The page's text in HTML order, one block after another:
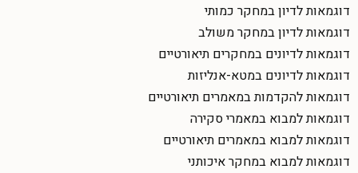
דוגמאות לדיון במחקר כמותי
דוגמאות לדיון במחקר משולב
דוגמאות לדיונים במחקרים תיאורטיים
דוגמאות לדיונים במטא-אנליזות
דוגמאות להקדמות במאמרים תיאורטיים
דוגמאות למבוא במאמרי סקירה
דוגמאות למבוא במאמרים תיאורטיים
דוגמאות למבוא במחקר איכותני